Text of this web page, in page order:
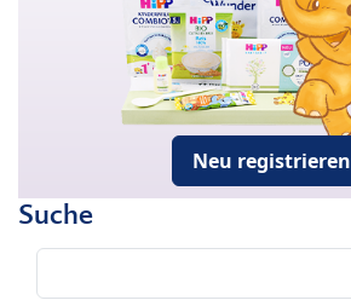
Neu registrieren
Suche